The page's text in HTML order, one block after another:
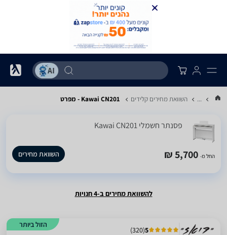
... השוואת מחירים קלידים Kawai CN201 - מפרט
‏פסנתר חשמלי Kawai CN201
החל מ- 5,700 ₪ השוואת מחירים
להשוואת מחירים ב-4 חנויות
הזול ביותר
5
(
320
)